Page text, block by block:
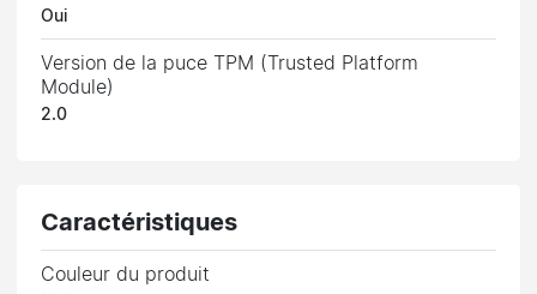
Oui
Version de la puce TPM (Trusted Platform
Module)
2.0
Caractéristiques
Couleur du produit